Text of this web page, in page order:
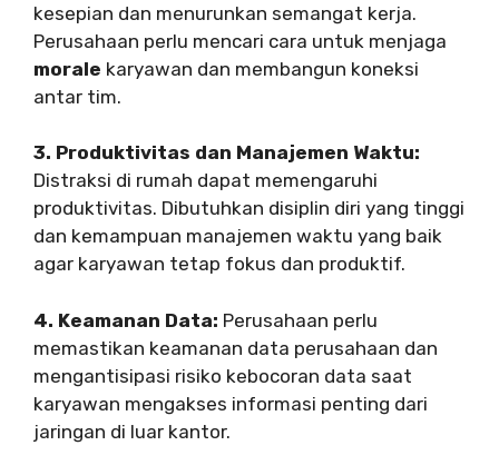
kesepian dan menurunkan semangat kerja.
Perusahaan perlu mencari cara untuk menjaga
morale karyawan dan membangun koneksi
antar tim.
3. Produktivitas dan Manajemen Waktu:
Distraksi di rumah dapat memengaruhi
produktivitas. Dibutuhkan disiplin diri yang tinggi
dan kemampuan manajemen waktu yang baik
agar karyawan tetap fokus dan produktif.
4. Keamanan Data: Perusahaan perlu
memastikan keamanan data perusahaan dan
mengantisipasi risiko kebocoran data saat
karyawan mengakses informasi penting dari
jaringan di luar kantor.